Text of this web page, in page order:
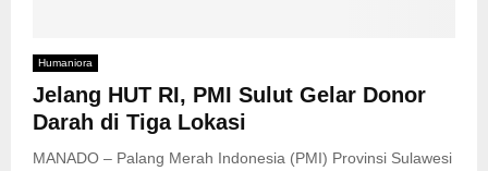
Humaniora
Jelang HUT RI, PMI Sulut Gelar Donor
Darah di Tiga Lokasi
MANADO – Palang Merah Indonesia (PMI) Provinsi Sulawesi